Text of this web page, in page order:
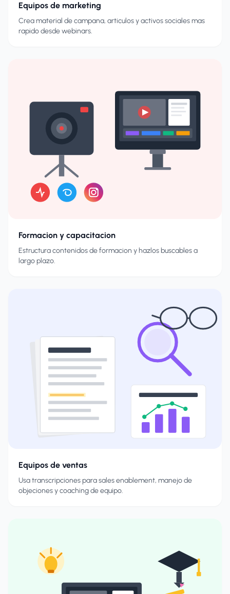
Equipos de marketing
Crea material de campana, articulos y activos sociales mas
rapido desde webinars.
Formacion y capacitacion
Estructura contenidos de formacion y hazlos buscables a
largo plazo.
Equipos de ventas
Usa transcripciones para sales enablement, manejo de
objeciones y coaching de equipo.